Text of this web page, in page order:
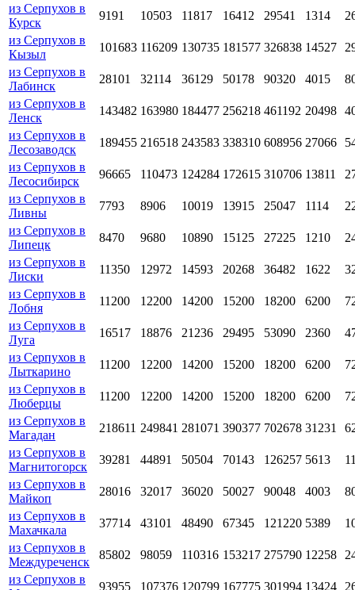
из Серпухов в
Курск
9191 10503 11817 16412 29541 1314
из Серпухов в
Кызыл
101683 116209 130735 181577 326838 14527
из Серпухов в
Лабинск
28101 32114 36129 50178 90320 4015
из Серпухов в
Ленск
143482 163980 184477 256218 461192 20498
из Серпухов в
Лесозаводск
189455 216518 243583 338310 608956 27066
из Серпухов в
Лесосибирск
96665 110473 124284 172615 310706 13811
из Серпухов в
Ливны
7793 8906 10019 13915 25047 1114
из Серпухов в
Липецк
8470 9680 10890 15125 27225 1210
из Серпухов в
Лиски
11350 12972 14593 20268 36482 1622
из Серпухов в
Лобня
11200 12200 14200 15200 18200 6200
из Серпухов в
Луга
16517 18876 21236 29495 53090 2360
из Серпухов в
Лыткарино
11200 12200 14200 15200 18200 6200
из Серпухов в
Люберцы
11200 12200 14200 15200 18200 6200
из Серпухов в
Магадан
218611 249841 281071 390377 702678 31231
из Серпухов в
Магнитогорск
39281 44891 50504 70143 126257 5613
из Серпухов в
Майкоп
28016 32017 36020 50027 90048 4003
из Серпухов в
Махачкала
37714 43101 48490 67345 121220 5389
из Серпухов в
Междуреченск
85802 98059 110316 153217 275790 12258
из Серпухов в
93955 107376 120799 167775 301994 13424